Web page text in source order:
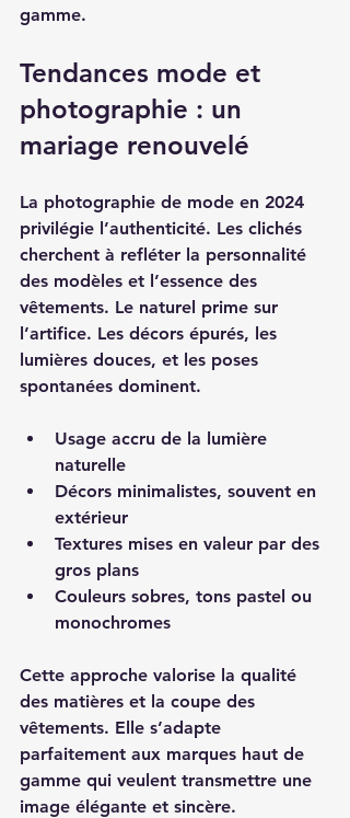
gamme.
Tendances mode et
photographie : un
mariage renouvelé
La photographie de mode en 2024
privilégie l’authenticité. Les clichés
cherchent à refléter la personnalité
des modèles et l’essence des
vêtements. Le naturel prime sur
l’artifice. Les décors épurés, les
lumières douces, et les poses
spontanées dominent.
Usage accru de la lumière
naturelle
Décors minimalistes, souvent en
extérieur
Textures mises en valeur par des
gros plans
Couleurs sobres, tons pastel ou
monochromes
Cette approche valorise la qualité
des matières et la coupe des
vêtements. Elle s’adapte
parfaitement aux marques haut de
gamme qui veulent transmettre une
image élégante et sincère.